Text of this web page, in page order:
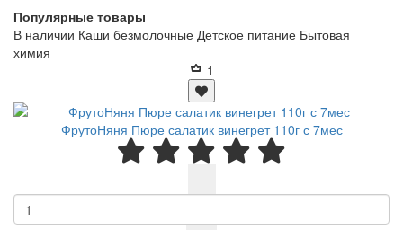
Популярные товары
В наличии Каши безмолочные Детское питание Бытовая
химия
1
ФрутоНяня Пюре салатик винегрет 110г с 7мес
-